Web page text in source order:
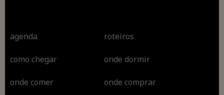
agenda roteiros
como chegar onde dormir
onde comer onde comprar